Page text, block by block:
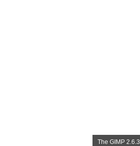
The GIMP 2.6.3